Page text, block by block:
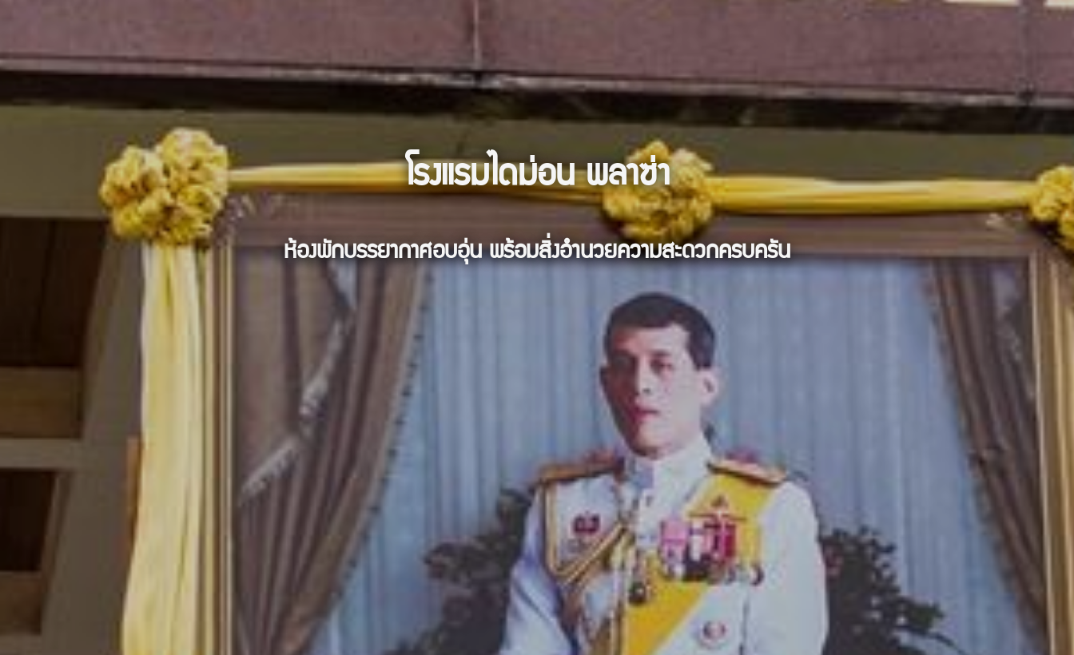
โรงแรมไดม่อน พลาซ่า
ห้องพักบรรยากาศอบอุ่น พร้อมสิ่งอำนวยความสะดวกครบครัน